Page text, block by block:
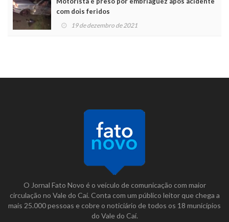
com dois feridos
19 de dezembro de 2021
O Jornal Fato Novo é o veículo de comunicação com maior
circulação no Vale do Caí. Conta com um público leitor que chega a
mais 25.000 pessoas e cobre o noticiário de todos os 18 municípios
do Vale do Caí.